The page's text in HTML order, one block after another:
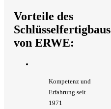
Vorteile des
Schlüsselfertigbaus
von ERWE:
Kompetenz und
Erfahrung seit
1971